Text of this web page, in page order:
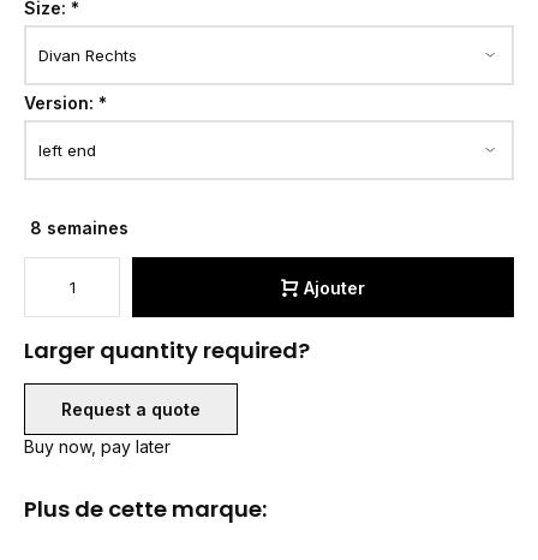
Size: *
Version: *
8 semaines
Ajouter
Larger quantity required?
Request a quote
Buy now, pay later
Plus de cette marque: